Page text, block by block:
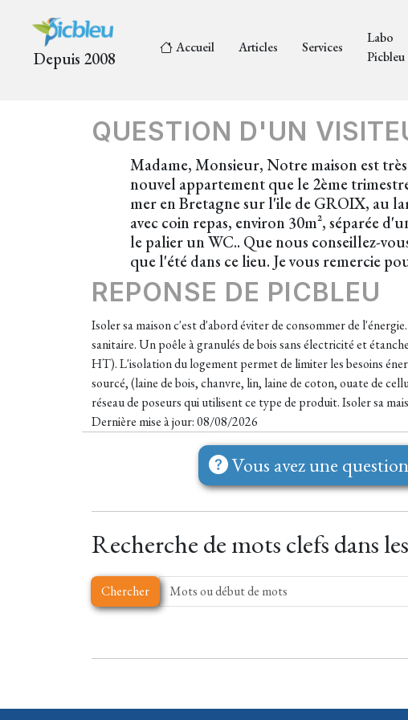
Depuis 2008
Accueil Articles Services
Labo
Picbleu
QUESTION D'UN
Madame, Monsieur, Notre maison est
nouvel appartement que le 2ème
mer en Bretagne sur l'ile de GROIX, au
avec coin repas, environ 30m², séparée
le palier un WC.. Que nous conseillez-
que l'été dans ce lieu. Je vous remercie
REPONSE DE PICBLEU
Isoler sa maison c'est d'abord éviter de consommer de
sanitaire. Un poêle à granulés de bois sans électricité et
HT). L'isolation du logement permet de limiter les besoins
sourcé, (laine de bois, chanvre, lin, laine de coton, ouate de
réseau de poseurs qui utilisent ce type de produit. Isoler sa
Dernière mise à jour: 08/08/2026
Vous avez une
Recherche de mots clefs dans
Chercher